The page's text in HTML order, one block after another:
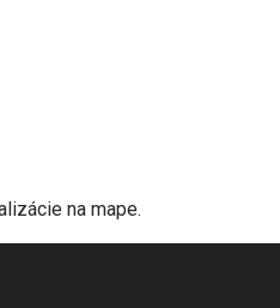
na mape.